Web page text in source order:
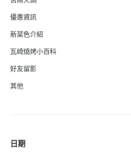
優惠資訊
新菜色介紹
瓦崎燒烤小百科
好友留影
其他
日期